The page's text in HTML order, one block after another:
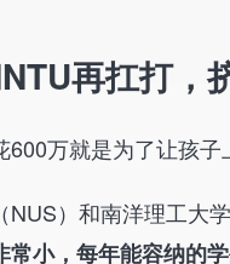
再扛打，
万就是为了让孩
）和南洋理工大
小，每年能容纳的学